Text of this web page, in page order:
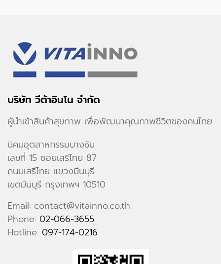
บริษัท วีต้าอินโน จำกัด
ผู้นำเข้าสินค้าสุขภาพ เพื่อพัฒนาคุณภาพชีวิตของคนไทย
นิคมอุตสาหกรรมบางชัน
เลขที่ 15 ซอยเสรีไทย 87
ถนนเสรีไทย แขวงมีนบุรี
เขตมีนบุรี กรุงเทพฯ 10510
Email: contact@vitainno.co.th
Phone: 02-066-3655
Hotline: 097-174-0216